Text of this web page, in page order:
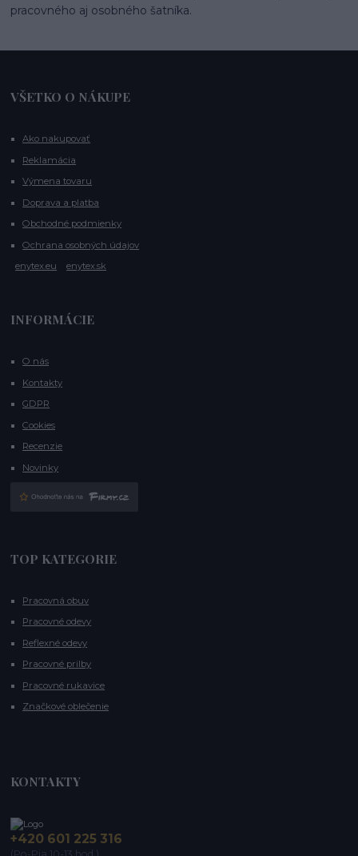
pracovného aj osobného šatníka.
VŠETKO O NÁKUPE
Ako nakupovať
Reklamácia
Výmena tovaru
Doprava a platba
Obchodné podmienky
Ochrana osobných údajov
enytex.eu
enytex.sk
INFORMÁCIE
O nás
Kontakty
GDPR
Cookies
Recenzie
Novinky
TOP KATEGORIE
Pracovná obuv
Pracovné odevy
Reflexné odevy
Pracovné prilby
Pracovné rukavice
Značkové oblečenie
KONTAKTY
+420 601 225 316